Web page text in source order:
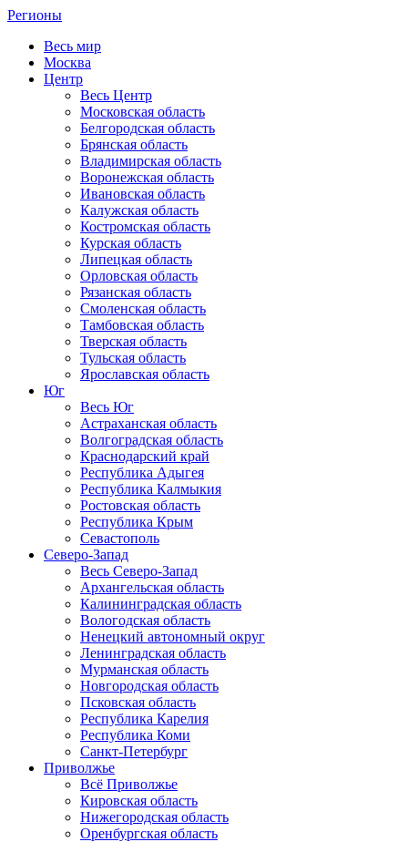
Регионы
Весь мир
Москва
Центр
Весь Центр
Московская область
Белгородская область
Брянская область
Владимирская область
Воронежская область
Ивановская область
Калужская область
Костромская область
Курская область
Липецкая область
Орловская область
Рязанская область
Смоленская область
Тамбовская область
Тверская область
Тульская область
Ярославская область
Юг
Весь Юг
Астраханская область
Волгоградская область
Краснодарский край
Республика Адыгея
Республика Калмыкия
Ростовская область
Республика Крым
Севастополь
Северо-Запад
Весь Северо-Запад
Архангельская область
Калининградская область
Вологодская область
Ненецкий автономный округ
Ленинградская область
Мурманская область
Новгородская область
Псковская область
Республика Карелия
Республика Коми
Санкт-Петербург
Приволжье
Всё Приволжье
Кировская область
Нижегородская область
Оренбургская область